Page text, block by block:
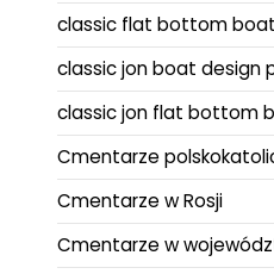
classic flat bottom
classic jon boat design
classic jon flat bottom
Cmentarze
Cmentarze w Rosji
Cmentarze w